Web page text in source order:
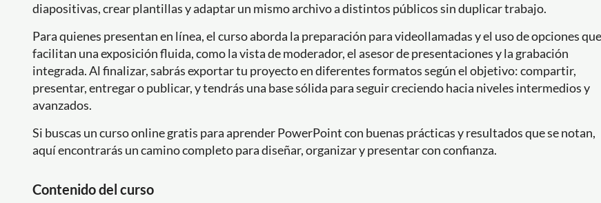
diapositivas, crear plantillas y adaptar un mismo archivo a distintos públicos sin duplicar trabajo.
Para quienes presentan en línea, el curso aborda la preparación para videollamadas y el uso de opciones que
facilitan una exposición fluida, como la vista de moderador, el asesor de presentaciones y la grabación
integrada. Al finalizar, sabrás exportar tu proyecto en diferentes formatos según el objetivo: compartir,
presentar, entregar o publicar, y tendrás una base sólida para seguir creciendo hacia niveles intermedios y
avanzados.
Si buscas un curso online gratis para aprender PowerPoint con buenas prácticas y resultados que se notan,
aquí encontrarás un camino completo para diseñar, organizar y presentar con confianza.
Contenido del curso